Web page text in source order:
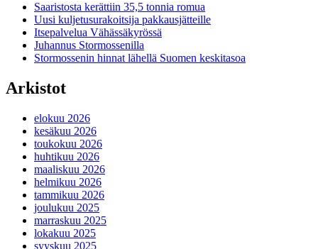
Saaristosta kerättiin 35,5 tonnia romua
Uusi kuljetusurakoitsija pakkausjätteille
Itsepalvelua Vähässäkyrössä
Juhannus Stormossenilla
Stormossenin hinnat lähellä Suomen keskitasoa
Arkistot
elokuu 2026
kesäkuu 2026
toukokuu 2026
huhtikuu 2026
maaliskuu 2026
helmikuu 2026
tammikuu 2026
joulukuu 2025
marraskuu 2025
lokakuu 2025
syyskuu 2025